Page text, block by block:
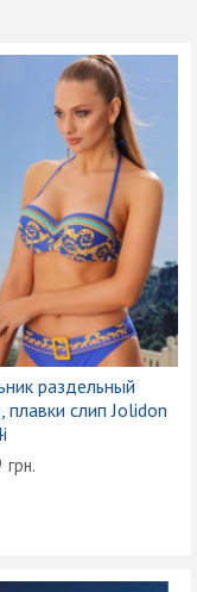
раздельный
плавки слип Jolidon
грн.